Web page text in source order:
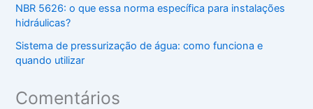
NBR 5626: o que essa norma específica para instalações
hidráulicas?
Sistema de pressurização de água: como funciona e
quando utilizar
Comentários